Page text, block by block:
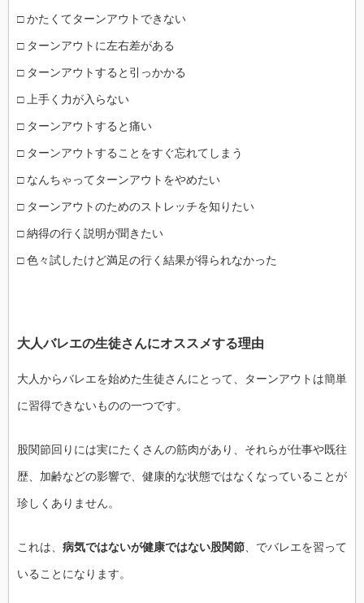
□ かたくてターンアウトできない
□ ターンアウトに左右差がある
□ ターンアウトすると引っかかる
□ 上手く力が入らない
□ ターンアウトすると痛い
□ ターンアウトすることをすぐ忘れてしまう
□ なんちゃってターンアウトをやめたい
□ ターンアウトのためのストレッチを知りたい
□ 納得の行く説明が聞きたい
□ 色々試したけど満足の行く結果が得られなかった
大人バレエの生徒さんにオススメする理由
大人からバレエを始めた生徒さんにとって、ターンアウトは簡単
に習得できないものの一つです。
股関節回りには実にたくさんの筋肉があり、それらが仕事や既往
歴、加齢などの影響で、健康的な状態ではなくなっていることが
珍しくありません。
これは、 病気ではないが健康ではない股関節、でバレエを習って
いることになります。